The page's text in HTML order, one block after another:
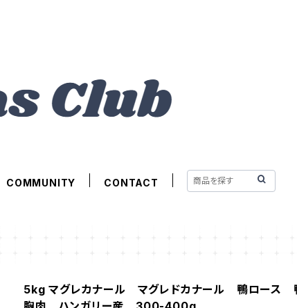
COMMUNITY CONTACT
5kg マグレカナール マグレドカナール 鴨ロース